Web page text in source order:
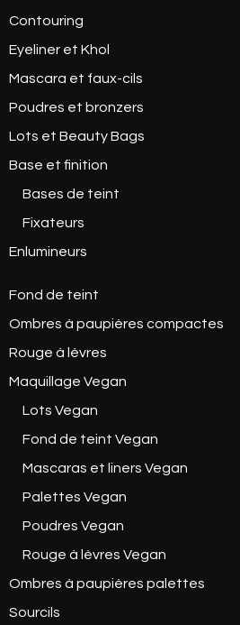
Contouring
Eyeliner et Khol
Mascara et faux-cils
Poudres et bronzers
Lots et Beauty Bags
Base et finition
Bases de teint
Fixateurs
Enlumineurs
Fond de teint
Ombres à paupières compactes
Rouge à lèvres
Maquillage Vegan
Lots Vegan
Fond de teint Vegan
Mascaras et liners Vegan
Palettes Vegan
Poudres Vegan
Rouge à lèvres Vegan
Ombres à paupières palettes
Sourcils